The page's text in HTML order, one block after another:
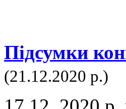
Підсумки
(21.12.2020 р.)